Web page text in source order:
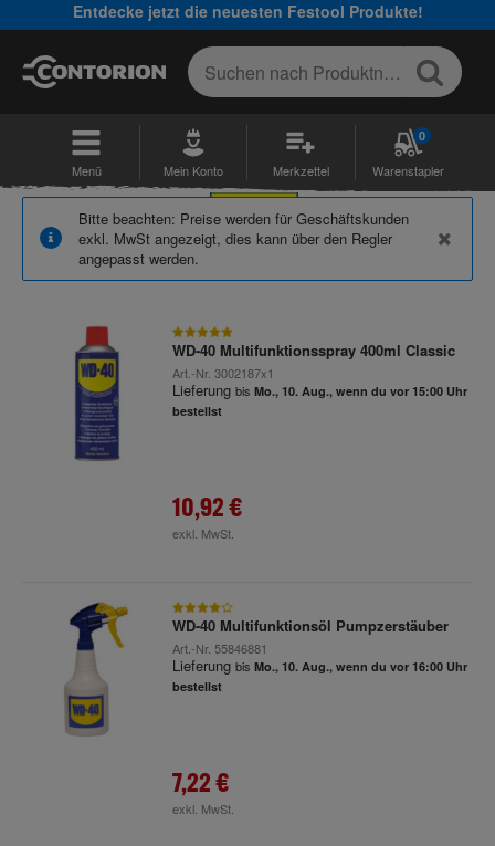
Entdecke jetzt die neuesten Festool Produkte!
Menü Mein Konto Merkzettel
0
Warenstapler
Bitte beachten: Preise werden für Geschäftskunden
exkl. MwSt angezeigt, dies kann über den Regler
angepasst werden.
Top-Produkte von WD-40
WD-40 Multifunktionsspray 400ml Classic
Art.-Nr. 3002187x1
Lieferung bis Mo., 10. Aug., wenn du vor 15:00 Uhr
bestellst
10,92 €
exkl. MwSt.
WD-40 Multifunktionsöl Pumpzerstäuber
Art.-Nr. 55846881
Lieferung bis Mo., 10. Aug., wenn du vor 16:00 Uhr
bestellst
7,22 €
exkl. MwSt.